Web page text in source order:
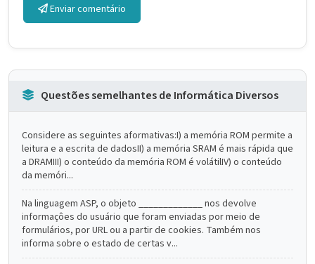
Enviar comentário
Questões semelhantes de Informática Diversos
Considere as seguintes aformativas:I) a memória ROM permite a
leitura e a escrita de dadosII) a memória SRAM é mais rápida que
a DRAMIII) o conteúdo da memória ROM é volátilIV) o conteúdo
da memóri...
Na linguagem ASP, o objeto _____________ nos devolve
informaçôes do usuário que foram enviadas por meio de
formulários, por URL ou a partir de cookies. Também nos
informa sobre o estado de certas v...